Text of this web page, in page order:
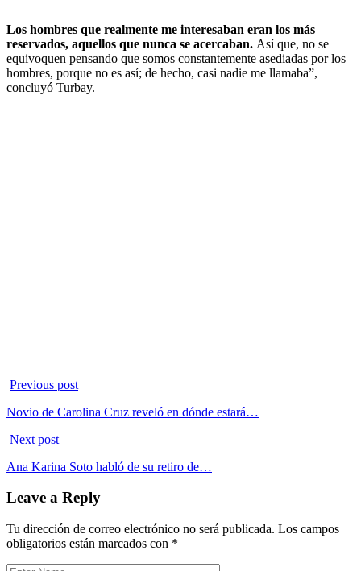
Los hombres que realmente me interesaban eran los más
reservados, aquellos que nunca se acercaban. Así que, no se
equivoquen pensando que somos constantemente asediadas por los
hombres, porque no es así; de hecho, casi nadie me llamaba”,
concluyó Turbay.
Previous post
Novio de Carolina Cruz reveló en dónde estará…
Next post
Ana Karina Soto habló de su retiro de…
Leave a Reply
Tu dirección de correo electrónico no será publicada. Los campos
obligatorios están marcados con *